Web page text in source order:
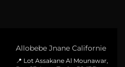
Allobebe Jnane Californie
📍 Lot Assakane Al Mounawar,